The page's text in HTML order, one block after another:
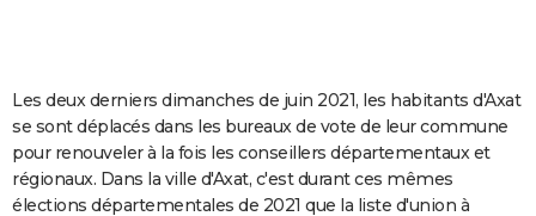
COPAINS D'AVANT
Se connecter
Entreprises
Service militaire
Avis de recherche
AVIS DE DÉCÈS
FORUM
Les deux derniers dimanches de juin 2021, les habitants d'Axat
se sont déplacés dans les bureaux de vote de leur commune
pour renouveler à la fois les conseillers départementaux et
régionaux. Dans la ville d'Axat, c'est durant ces mêmes
élections départementales de 2021 que la liste d'union à